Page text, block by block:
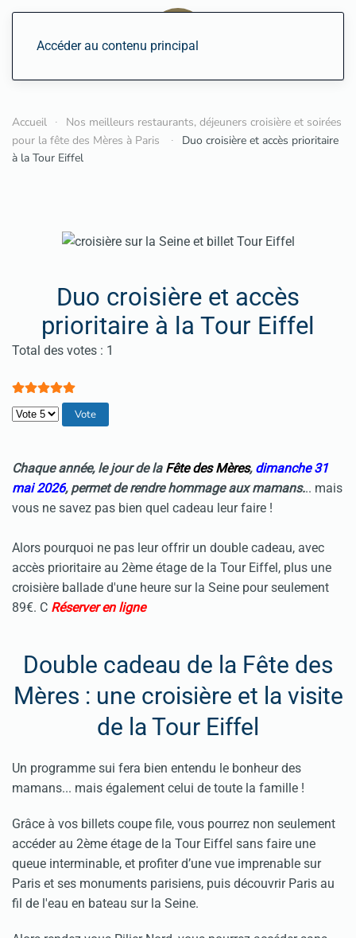
Accéder au contenu principal
Accueil
Nos meilleurs restaurants, déjeuners croisière et soirées
pour la fête des Mères à Paris
Duo croisière et accès prioritaire
à la Tour Eiffel
Duo croisière et accès
prioritaire à la Tour Eiffel
Vote utilisateur:5/
Total des votes : 1
Veuillez voter
Chaque année, le jour de la Fête des Mères, dimanche 31
mai 2026, permet de rendre hommage aux mamans... mais
vous ne savez pas bien quel cadeau leur faire !
Alors pourquoi ne pas leur offrir un double cadeau, avec
accès prioritaire au 2ème étage de la Tour Eiffel, plus une
croisière ballade d'une heure sur la Seine pour seulement
89€. C Réserver en ligne
Double cadeau de la Fête des
Mères : une croisière et la visite
de la Tour Eiffel
Un programme sui fera bien entendu le bonheur des
mamans... mais également celui de toute la famille !
Grâce à vos billets coupe file, vous pourrez non seulement
accéder au 2ème étage de la Tour Eiffel sans faire une
queue interminable, et profiter d’une vue imprenable sur
Paris et ses monuments parisiens, puis découvrir Paris au
fil de l'eau en bateau sur la Seine.